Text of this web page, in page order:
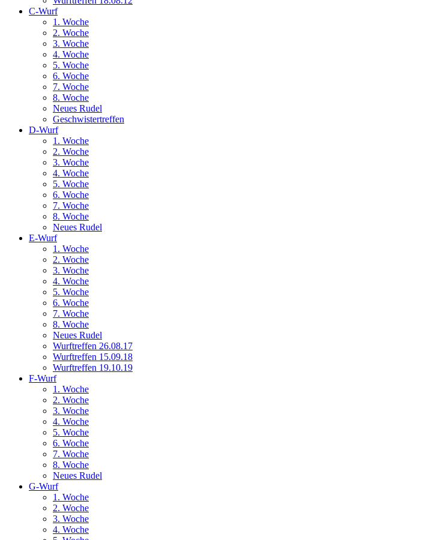
C-Wurf
1. Woche
2. Woche
3. Woche
4. Woche
5. Woche
6. Woche
7. Woche
8. Woche
Neues Rudel
Geschwistertreffen
D-Wurf
1. Woche
2. Woche
3. Woche
4. Woche
5. Woche
6. Woche
7. Woche
8. Woche
Neues Rudel
E-Wurf
1. Woche
2. Woche
3. Woche
4. Woche
5. Woche
6. Woche
7. Woche
8. Woche
Neues Rudel
Wurftreffen 26.08.17
Wurftreffen 15.09.18
Wurftreffen 19.10.19
F-Wurf
1. Woche
2. Woche
3. Woche
4. Woche
5. Woche
6. Woche
7. Woche
8. Woche
Neues Rudel
G-Wurf
1. Woche
2. Woche
3. Woche
4. Woche